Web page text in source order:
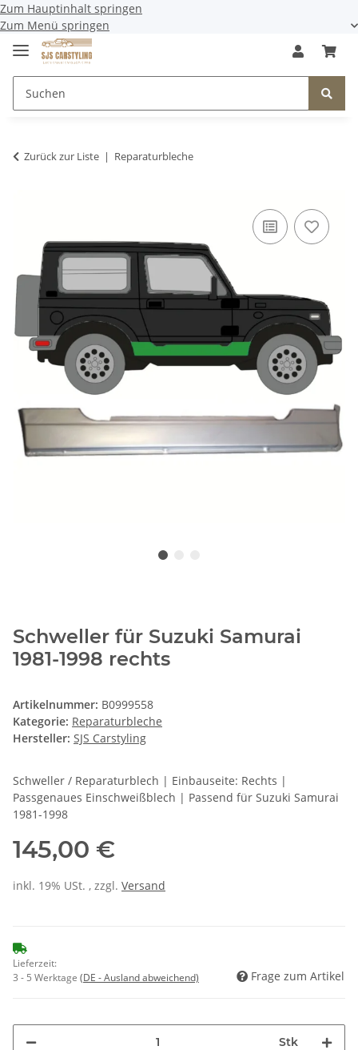
Zum Hauptinhalt springen
Zum Menü springen
Zurück zur Liste Reparaturbleche
Schweller für Suzuki Samurai
1981-1998 rechts
Artikelnummer: B0999558
Kategorie: Reparaturbleche
Hersteller: SJS Carstyling
Schweller / Reparaturblech | Einbauseite: Rechts |
Passgenaues Einschweißblech | Passend für Suzuki Samurai
1981-1998
145,00 €
inkl. 19% USt. , zzgl. Versand
Lieferzeit:
3 - 5 Werktage (DE - Ausland abweichend) Frage zum Artikel
Stk